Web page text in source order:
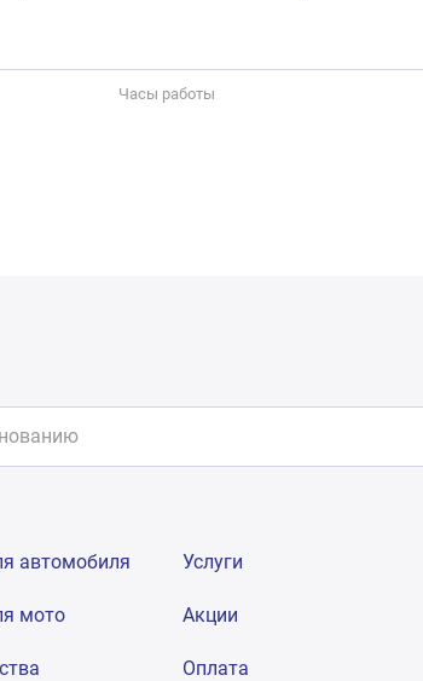
Часы работы
автомобиля
мото
Услуги
Акции
Оплата